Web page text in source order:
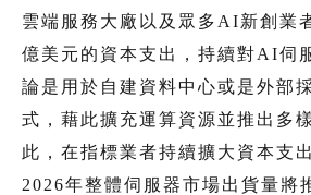
雲端服務大廠以及眾多AI新創業
億美元的資本支出，持續對AI伺
論是用於自建資料中心或是外部
式，藉此擴充運算資源並推出多
此，在指標業者持續擴大資本支
2026年整體伺服器市場出貨量將